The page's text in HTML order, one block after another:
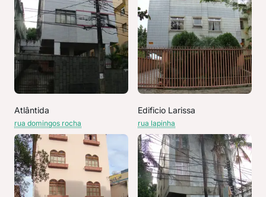
Atlântida
rua domingos rocha
Edificio Larissa
rua lapinha